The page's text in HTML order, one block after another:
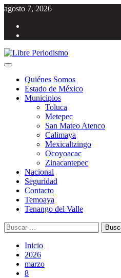
Saltar
contenido
agosto 7, 2026
Menú
principalQuiénes Somos
Estado de México
Municipios
Toluca
Metepec
San Mateo Atenco
Calimaya
Mexicaltzingo
Ocoyoacac
Zinacantepec
Nacional
Seguridad
Contacto
Temoaya
Tenango del Valle
Buscar:
Inicio
2026
marzo
8